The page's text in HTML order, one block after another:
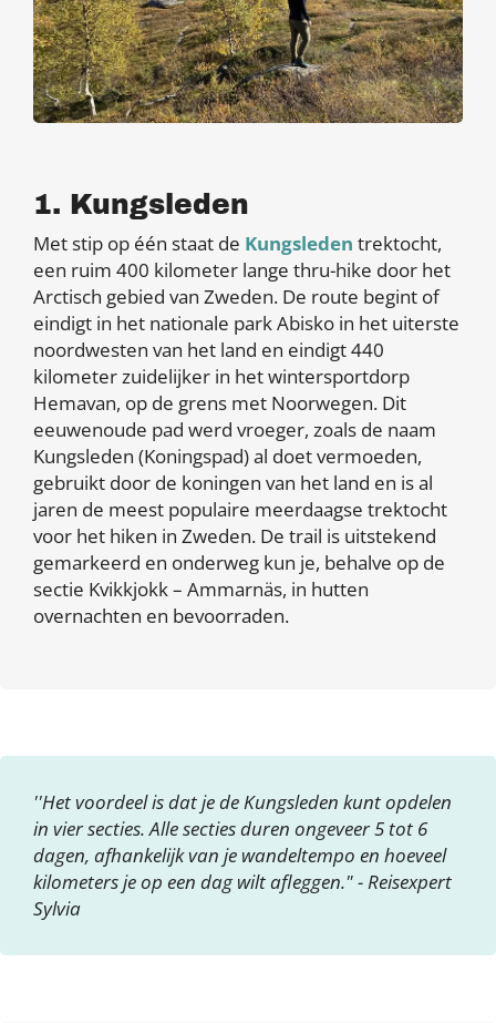
1. Kungsleden
Met stip op één staat de Kungsleden trektocht,
een ruim 400 kilometer lange thru-hike door het
Arctisch gebied van Zweden. De route begint of
eindigt in het nationale park Abisko in het uiterste
noordwesten van het land en eindigt 440
kilometer zuidelijker in het wintersportdorp
Hemavan, op de grens met Noorwegen. Dit
eeuwenoude pad werd vroeger, zoals de naam
Kungsleden (Koningspad) al doet vermoeden,
gebruikt door de koningen van het land en is al
jaren de meest populaire meerdaagse trektocht
voor het hiken in Zweden. De trail is uitstekend
gemarkeerd en onderweg kun je, behalve op de
sectie Kvikkjokk – Ammarnäs, in hutten
overnachten en bevoorraden.
''Het voordeel is dat je de Kungsleden kunt opdelen
in vier secties. Alle secties duren ongeveer 5 tot 6
dagen, afhankelijk van je wandeltempo en hoeveel
kilometers je op een dag wilt afleggen." - Reisexpert
Sylvia